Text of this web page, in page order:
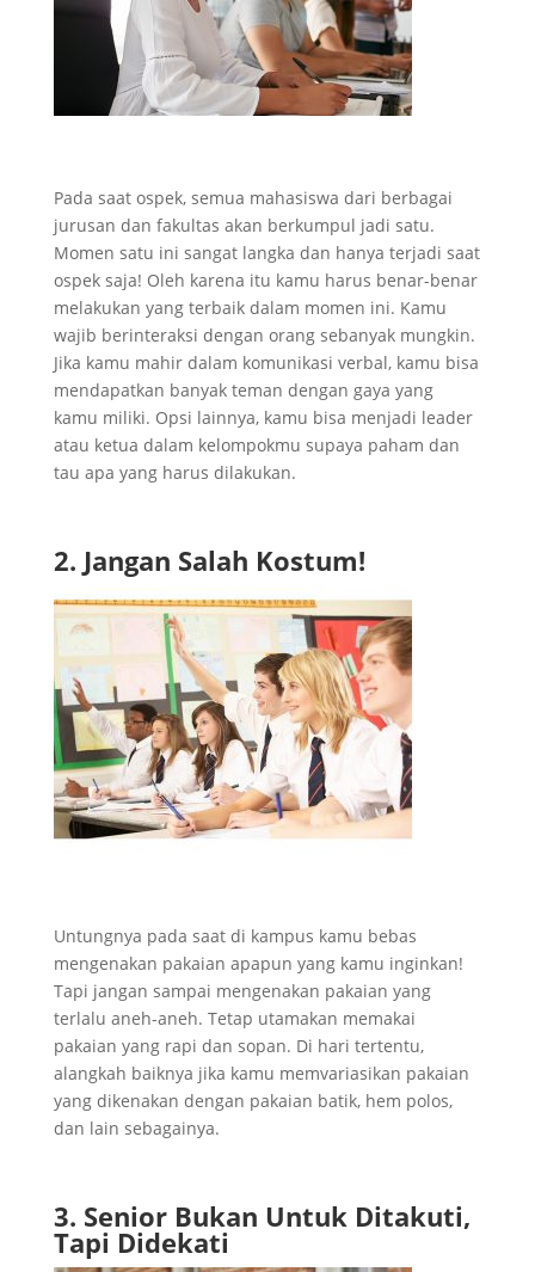
Pada saat ospek, semua mahasiswa dari berbagai
jurusan dan fakultas akan berkumpul jadi satu.
Momen satu ini sangat langka dan hanya terjadi saat
ospek saja! Oleh karena itu kamu harus benar-benar
melakukan yang terbaik dalam momen ini. Kamu
wajib berinteraksi dengan orang sebanyak mungkin.
Jika kamu mahir dalam komunikasi verbal, kamu bisa
mendapatkan banyak teman dengan gaya yang
kamu miliki. Opsi lainnya, kamu bisa menjadi leader
atau ketua dalam kelompokmu supaya paham dan
tau apa yang harus dilakukan.
2. Jangan Salah Kostum!
Untungnya pada saat di kampus kamu bebas
mengenakan pakaian apapun yang kamu inginkan!
Tapi jangan sampai mengenakan pakaian yang
terlalu aneh-aneh. Tetap utamakan memakai
pakaian yang rapi dan sopan. Di hari tertentu,
alangkah baiknya jika kamu memvariasikan pakaian
yang dikenakan dengan pakaian batik, hem polos,
dan lain sebagainya.
3. Senior Bukan Untuk Ditakuti,
Tapi Didekati